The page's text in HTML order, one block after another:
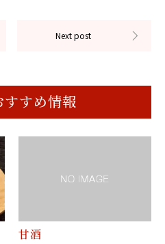
すすめ情報
甘酒